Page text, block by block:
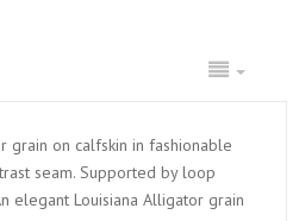
grain on calfskin in fashionable
seam. Supported by loop
elegant Louisiana Alligator grain